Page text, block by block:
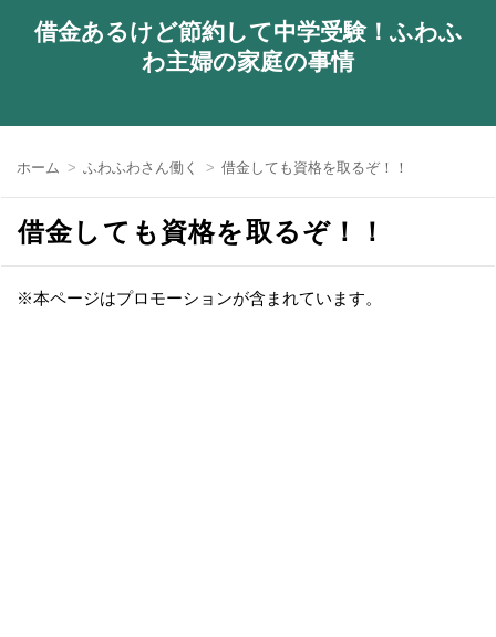
借金あるけど節約して中学受験！ふわふ
わ主婦の家庭の事情
ホーム ふわふわさん働く 借金しても資格を取るぞ！！
借金しても資格を取るぞ！！
※本ページはプロモーションが含まれています。